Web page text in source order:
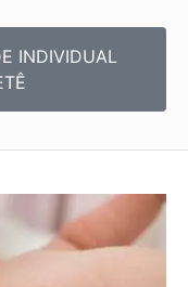
INDIVIDUAL